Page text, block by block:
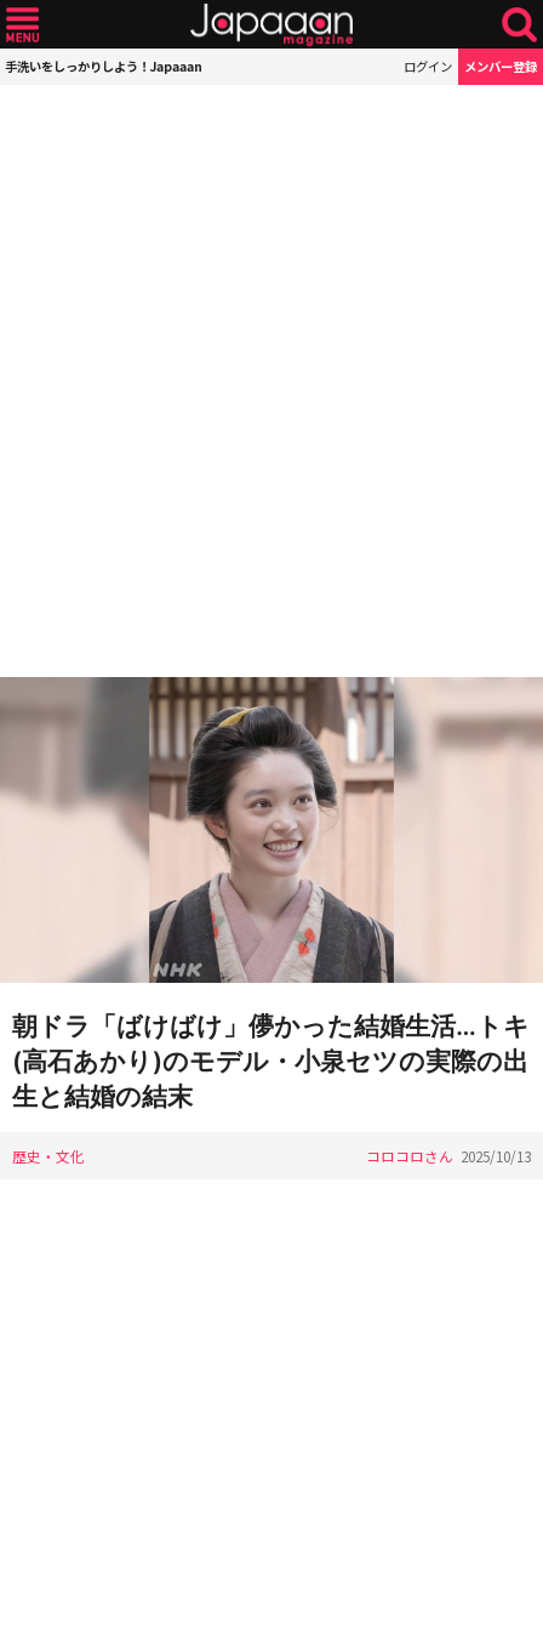
手洗いをしっかりしよう！Japaaan ログイン メンバー登録
朝ドラ「ばけばけ」儚かった結婚生活…トキ
(高石あかり)のモデル・小泉セツの実際の出
生と結婚の結末
歴史・文化 コロコロさん 2025/10/13